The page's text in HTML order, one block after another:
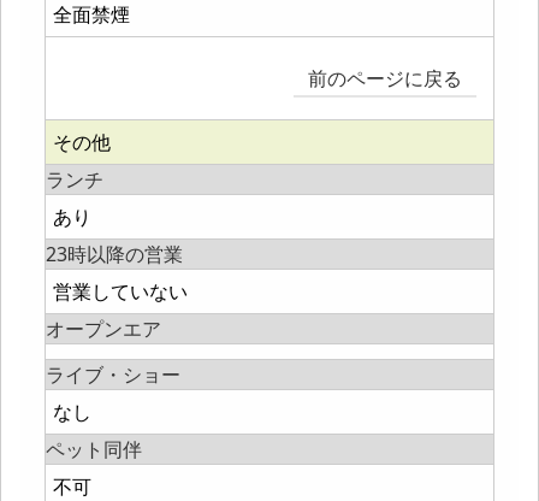
全面禁煙
前のページに戻る
その他
ランチ
あり
23時以降の営業
営業していない
オープンエア
ライブ・ショー
なし
ペット同伴
不可